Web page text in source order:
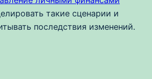
такие сценарии и
последствия изменений.